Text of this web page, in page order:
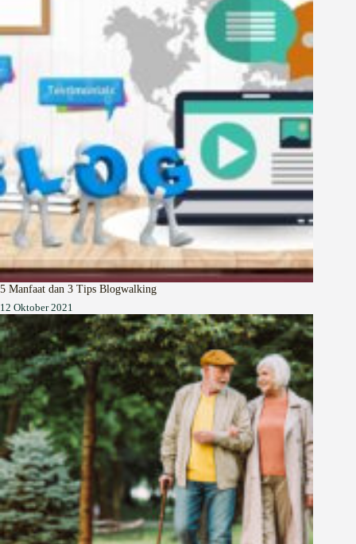
5 Manfaat dan 3 Tips Blogwalking
12 Oktober 2021